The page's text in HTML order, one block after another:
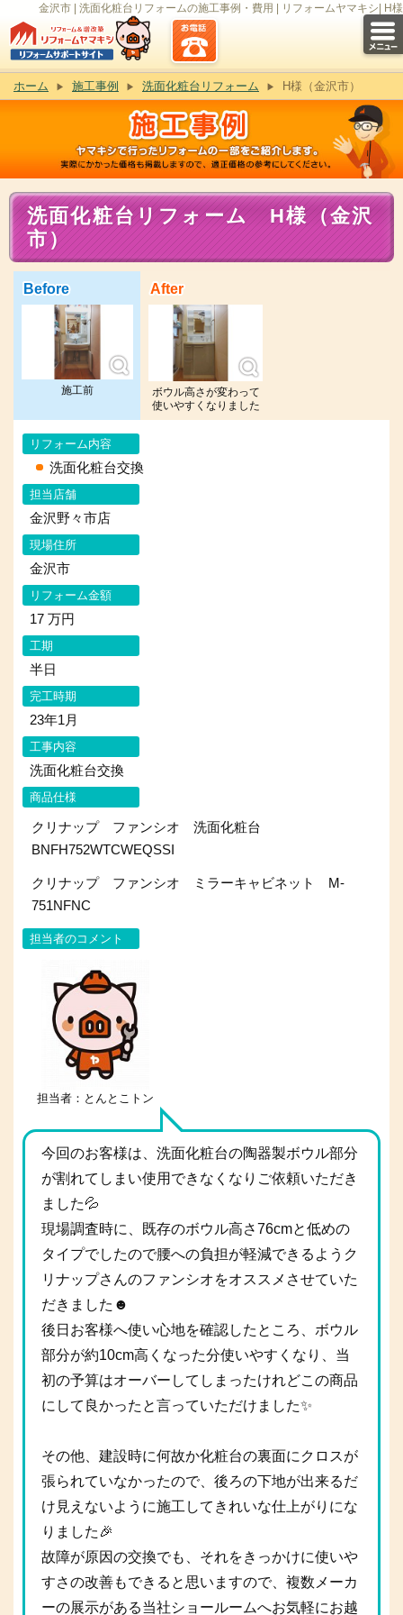
金沢市 | 洗面化粧台リフォームの施工事例・費用 | リフォームヤマキシ| H様
ホーム 施工事例 洗面化粧台リフォーム H様（金沢市）
洗面化粧台リフォーム H様（金沢
市）
Before
施工前
After
ボウル高さが変わって
使いやすくなりました
リフォーム内容
洗面化粧台交換
担当店舗
金沢野々市店
現場住所
金沢市
リフォーム金額
17 万円
工期
半日
完工時期
23年1月
工事内容
洗面化粧台交換
商品仕様
クリナップ ファンシオ 洗面化粧台
BNFH752WTCWEQSSI
クリナップ ファンシオ ミラーキャビネット M-
751NFNC
担当者のコメント
担当者：とんとこトン
今回のお客様は、洗面化粧台の陶器製ボウル部分
が割れてしまい使用できなくなりご依頼いただき
ました💦
現場調査時に、既存のボウル高さ76cmと低めの
タイプでしたので腰への負担が軽減できるようク
リナップさんのファンシオをオススメさせていた
だきました☻
後日お客様へ使い心地を確認したところ、ボウル
部分が約10cm高くなった分使いやすくなり、当
初の予算はオーバーしてしまったけれどこの商品
にして良かったと言っていただけました✨
その他、建設時に何故か化粧台の裏面にクロスが
張られていなかったので、後ろの下地が出来るだ
け見えないように施工してきれいな仕上がりにな
りました🎉
故障が原因の交換でも、それをきっかけに使いや
すさの改善もできると思いますので、複数メーカ
ーの展示がある当社ショールームへお気軽にお越